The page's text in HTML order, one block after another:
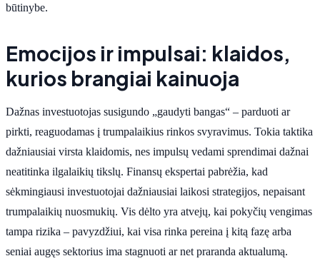
būtinybe.
Emocijos ir impulsai: klaidos,
kurios brangiai kainuoja
Dažnas investuotojas susigundo „gaudyti bangas“ – parduoti ar
pirkti, reaguodamas į trumpalaikius rinkos svyravimus. Tokia taktika
dažniausiai virsta klaidomis, nes impulsų vedami sprendimai dažnai
neatitinka ilgalaikių tikslų. Finansų ekspertai pabrėžia, kad
sėkmingiausi investuotojai dažniausiai laikosi strategijos, nepaisant
trumpalaikių nuosmukių. Vis dėlto yra atvejų, kai pokyčių vengimas
tampa rizika – pavyzdžiui, kai visa rinka pereina į kitą fazę arba
seniai augęs sektorius ima stagnuoti ar net praranda aktualumą.